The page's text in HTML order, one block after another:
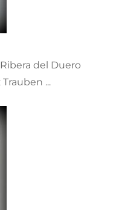
del Duero
...